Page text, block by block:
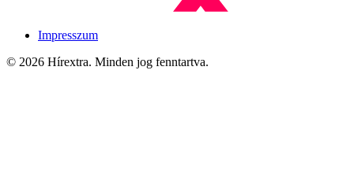
Impresszum
© 2026 Hírextra. Minden jog fenntartva.